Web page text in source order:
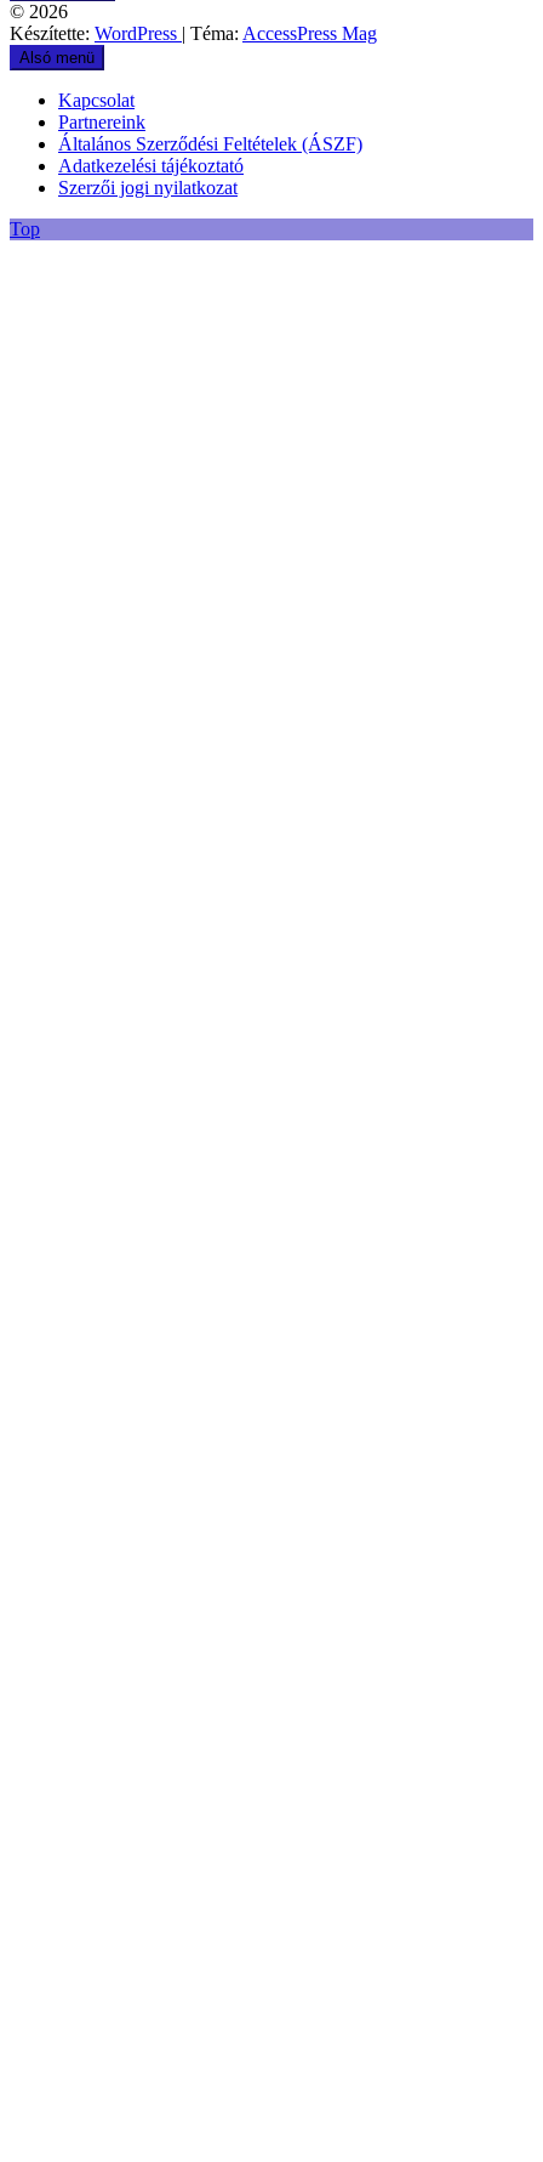
© 2026
Készítette: WordPress | Téma: AccessPress Mag
Alsó menü
Kapcsolat
Partnereink
Általános Szerződési Feltételek (ÁSZF)
Adatkezelési tájékoztató
Szerzői jogi nyilatkozat
Top